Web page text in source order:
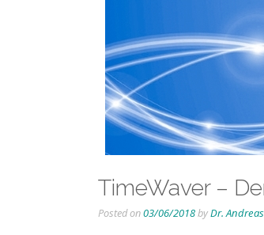
TimeWaver –
Posted on03/06/2018byDr.